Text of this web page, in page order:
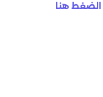
الضغط هنا